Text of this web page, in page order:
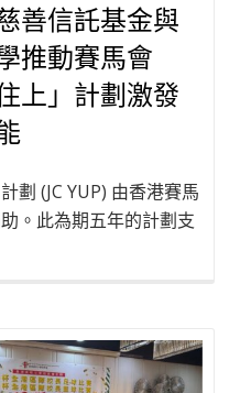
善信託基金與
推動賽馬會
上」計劃激發
劃 (JC YUP) 由香港賽馬
。此為期五年的計劃支